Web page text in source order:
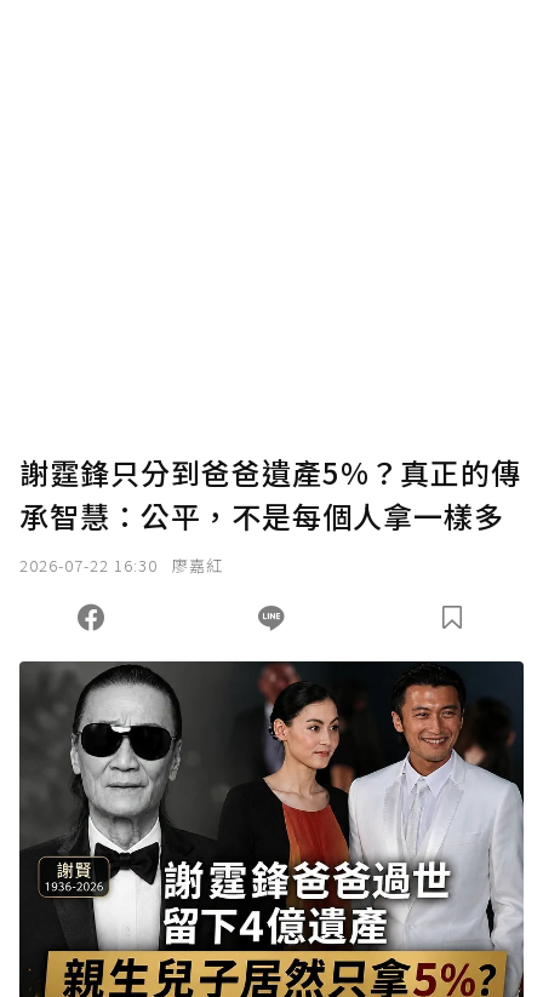
謝霆鋒只分到爸爸遺產5%？真正的傳
承智慧：公平，不是每個人拿一樣多
2026-07-22 16:30 廖嘉紅